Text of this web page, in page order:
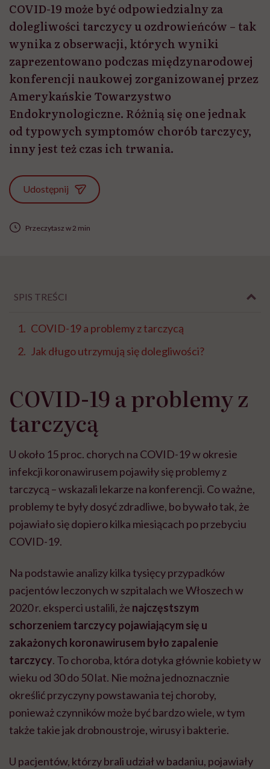
COVID-19 może być odpowiedzialny za
dolegliwości tarczycy u ozdrowieńców – tak
wynika z obserwacji, których wyniki
zaprezentowano podczas międzynarodowej
konferencji naukowej zorganizowanej przez
Amerykańskie Towarzystwo
Endokrynologiczne. Różnią się one jednak
od typowych symptomów chorób tarczycy,
inny jest też czas ich trwania.
Udostępnij
Przeczytasz w 2 min
SPIS TREŚCI
COVID-19 a problemy z tarczycą
Jak długo utrzymują się dolegliwości?
COVID-19 a problemy z
tarczycą
U około 15 proc. chorych na COVID-19 w okresie
infekcji koronawirusem pojawiły się problemy z
tarczycą – wskazali lekarze na konferencji. Co ważne,
problemy te były dosyć zdradliwe, bo bywało tak, że
pojawiało się dopiero kilka miesiącach po przebyciu
COVID-19.
Na podstawie analizy kilka tysięcy przypadków
pacjentów leczonych w szpitalach we Włoszech w
2020 r. eksperci ustalili, że najczęstszym
schorzeniem tarczycy pojawiającym się u
zakażonych koronawirusem było zapalenie
tarczycy. To choroba, która dotyka głównie kobiety w
wieku od 30 do 50 lat. Nie można jednoznacznie
określić przyczyny powstawania tej choroby,
ponieważ czynników może być bardzo wiele, w tym
także takie jak drobnoustroje, wirusy i bakterie.
U pacjentów, którzy brali udział w badaniu, pojawiały